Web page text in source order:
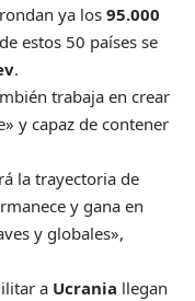
ya los 95.000
estos 50 países se
.
trabaja en crear
y capaz de contener
la trayectoria de
y gana en
y globales»,
a Ucrania llegan